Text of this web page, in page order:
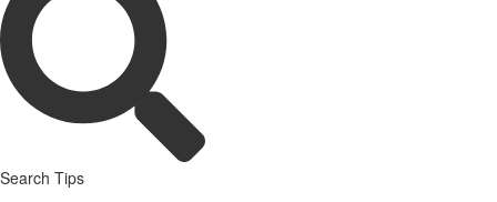
Search Tips